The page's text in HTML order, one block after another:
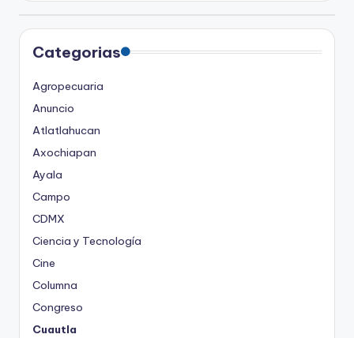
Categorias
Agropecuaria
Anuncio
Atlatlahucan
Axochiapan
Ayala
Campo
CDMX
Ciencia y Tecnología
Cine
Columna
Congreso
Cuautla